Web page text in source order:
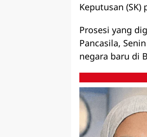
Keputusan (SK)
Prosesi yang
Pancasila,
negara baru di